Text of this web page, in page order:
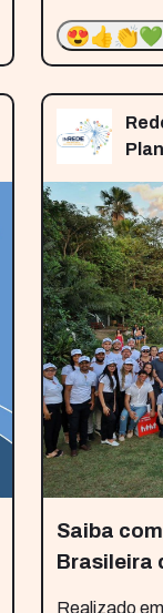
😍👍👏💚
Saiba
Brasileira
Realizado